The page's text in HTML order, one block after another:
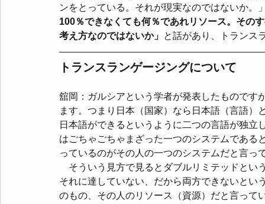
ンをとっている。それが現実なのではないか。
100％できなくても何％であれリソース。その
考え方なのではないか」 と話があり、トランス
トランスランゲージングについて
舘岡：ガルシアという学者が発表したものです
ます。つまり日本（国家）なら日本語（言語
日本語ができるというように二つの言語が独
はごちゃごちゃまざった一つのシステムである
っているのがその人の一つのシステムだと言っ
そういう見方で見るとダブルリミテッドとい
それに達していない、だから両方できないとい
のもの、その人のリソース（資源）だと言って